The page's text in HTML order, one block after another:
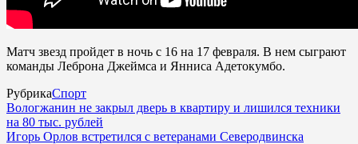
Матч звезд пройдет в ночь с 16 на 17 февраля. В нем сыграют
команды Леброна Джеймса и Янниса Адетокумбо.
РубрикаСпорт
Вологжанин не закрыл дверь в квартиру и лишился техники
на 80 тыс. рублей
Игорь Орлов встретился с ветеранами Северодвинска